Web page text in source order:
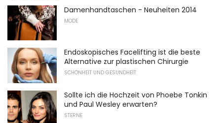
Damenhandtaschen - Neuheiten 2014
MODE
Endoskopisches Facelifting ist die beste
Alternative zur plastischen Chirurgie
SCHÖNHEIT UND GESUNDHEIT
Sollte ich die Hochzeit von Phoebe Tonkin
und Paul Wesley erwarten?
STERNE